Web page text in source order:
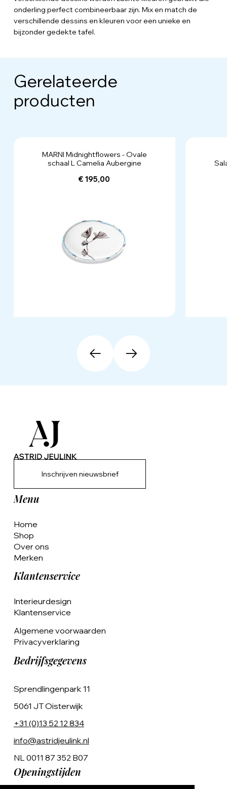
onderling perfect combineerbaar zijn. Mix en match de
verschillende dessins en kleuren voor een unieke en
bijzonder gedekte tafel.
Gerelateerde
producten
MARNI Midnightflowers - Ovale
schaal L Camelia Aubergine
€ 195,00
Inschrijven nieuwsbrief
Menu
Home
Shop
Over ons
Merken
Klantenservice
Interieurdesign
Klantenservice
Algemene voorwaarden
Privacyverklaring
Bedrijfsgegevens
Sprendlingenpark 11
5061 JT Oisterwijk
+31 (0)13 52 12 834
info@astridjeulink.nl
NL 0011 87 352 B07
Openingstijden